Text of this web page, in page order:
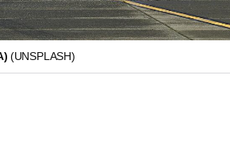
(UNSPLASH)